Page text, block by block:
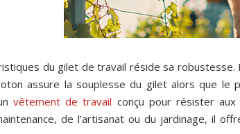
du gilet de travail réside sa robustesse.
assure la souplesse du gilet alors que le
vêtement de travail conçu pour résister
de l’artisanat ou du jardinage, il